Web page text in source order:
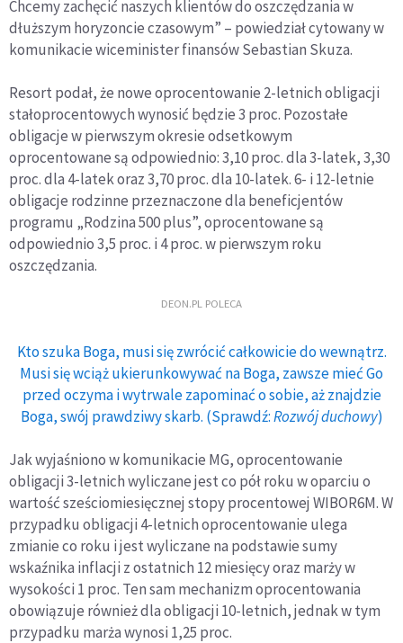
Chcemy zachęcić naszych klientów do oszczędzania w
dłuższym horyzoncie czasowym” – powiedział cytowany w
komunikacie wiceminister finansów Sebastian Skuza.
Resort podał, że nowe oprocentowanie 2-letnich obligacji
stałoprocentowych wynosić będzie 3 proc. Pozostałe
obligacje w pierwszym okresie odsetkowym
oprocentowane są odpowiednio: 3,10 proc. dla 3-latek, 3,30
proc. dla 4-latek oraz 3,70 proc. dla 10-latek. 6- i 12-letnie
obligacje rodzinne przeznaczone dla beneficjentów
programu „Rodzina 500 plus”, oprocentowane są
odpowiednio 3,5 proc. i 4 proc. w pierwszym roku
oszczędzania.
DEON.PL POLECA
Kto szuka Boga, musi się zwrócić całkowicie do wewnątrz.
Musi się wciąż ukierunkowywać na Boga, zawsze mieć Go
przed oczyma i wytrwale zapominać o sobie, aż znajdzie
Boga, swój prawdziwy skarb. (Sprawdź:Rozwój duchowy)
Jak wyjaśniono w komunikacie MG, oprocentowanie
obligacji 3-letnich wyliczane jest co pół roku w oparciu o
wartość sześciomiesięcznej stopy procentowej WIBOR6M. W
przypadku obligacji 4-letnich oprocentowanie ulega
zmianie co roku i jest wyliczane na podstawie sumy
wskaźnika inflacji z ostatnich 12 miesięcy oraz marży w
wysokości 1 proc. Ten sam mechanizm oprocentowania
obowiązuje również dla obligacji 10-letnich, jednak w tym
przypadku marża wynosi 1,25 proc.